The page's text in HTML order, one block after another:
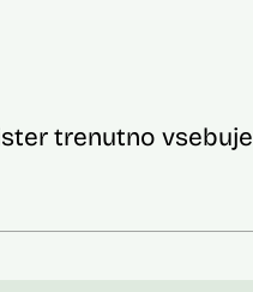
trenutno vsebuje